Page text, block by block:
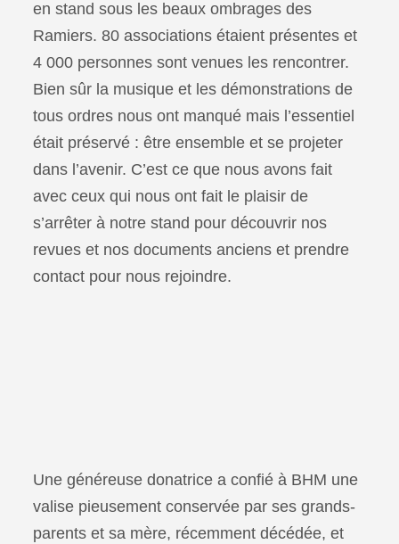
en stand sous les beaux ombrages des
Ramiers. 80 associations étaient présentes et
4 000 personnes sont venues les rencontrer.
Bien sûr la musique et les démonstrations de
tous ordres nous ont manqué mais l’essentiel
était préservé : être ensemble et se projeter
dans l’avenir. C’est ce que nous avons fait
avec ceux qui nous ont fait le plaisir de
s’arrêter à notre stand pour découvrir nos
revues et nos documents anciens et prendre
contact pour nous rejoindre.
Une généreuse donatrice a confié à BHM une
valise pieusement conservée par ses grands-
parents et sa mère, récemment décédée, et